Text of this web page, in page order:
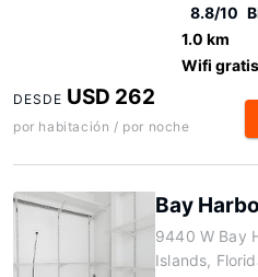
8.8/10
1.0 km
Wifi gratis
DESDE USD 262
por habitación / por noche
Bay
9440 W Bay
Islands,